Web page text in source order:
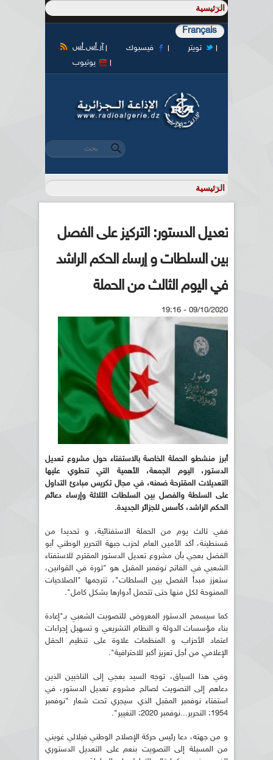
Français
آر أس أس فيسبوك
تويتر
يوتيوب
استمارة البحث
‏بحث ‏
تعديل الدستور: التركيز على الفصل
بين السلطات و إرساء الحكم الراشد
في اليوم الثالث من الحملة
09/10/2020 - 19:16
أبرز منشطو الحملة الخاصة بالاستفتاء حول مشروع تعديل
الدستور، اليوم الجمعة، الأهمية التي تنطوي عليها
التعديلات المقترحة ضمنه، في مجال تكريس مبادئ التداول
على السلطة والفصل بين السلطات الثلاثة وإرساء دعائم
الحكم الراشد، كأسس للجزائر الجديدة.
ففي ثالث يوم من الحملة الاستفتائية، و تحديدا من
قسنطينة، أكد الأمين العام لحزب جبهة التحرير الوطني أبو
الفضل بعجي بأن مشروع تعديل الدستور المقترح للاستفتاء
الشعبي في الفاتح نوفمبر المقبل هو "ثورة في القوانين،
ستعزز مبدأ الفصل بين السلطات"، تترجمها "الصلاحيات
الممنوحة لكل منها حتى تتحمل أدوارها بشكل كامل".
كما سيسمح الدستور المعروض للتصويت الشعبي بـ"إعادة
بناء مؤسسات الدولة و النظام التشريعي و تسهيل إجراءات
اعتماد الأحزاب و المنظمات علاوة على تنظيم الحقل
الإعلامي من أجل تعزيز أكبر للاحترافية".
وفي هذا السياق، توجه السيد بعجي إلى الناخبين الذين
دعاهم إلى التصويت لصالح مشروع تعديل الدستور، في
استفتاء نوفمبر المقبل الذي سيجري تحت شعار "نوفمبر
1954: التحرير...نوفمبر 2020: التغيير".
و من جهته، دعا رئيس حركة الإصلاح الوطني فيلالي غويني
من المسيلة إلى التصويت بنعم على التعديل الدستوري